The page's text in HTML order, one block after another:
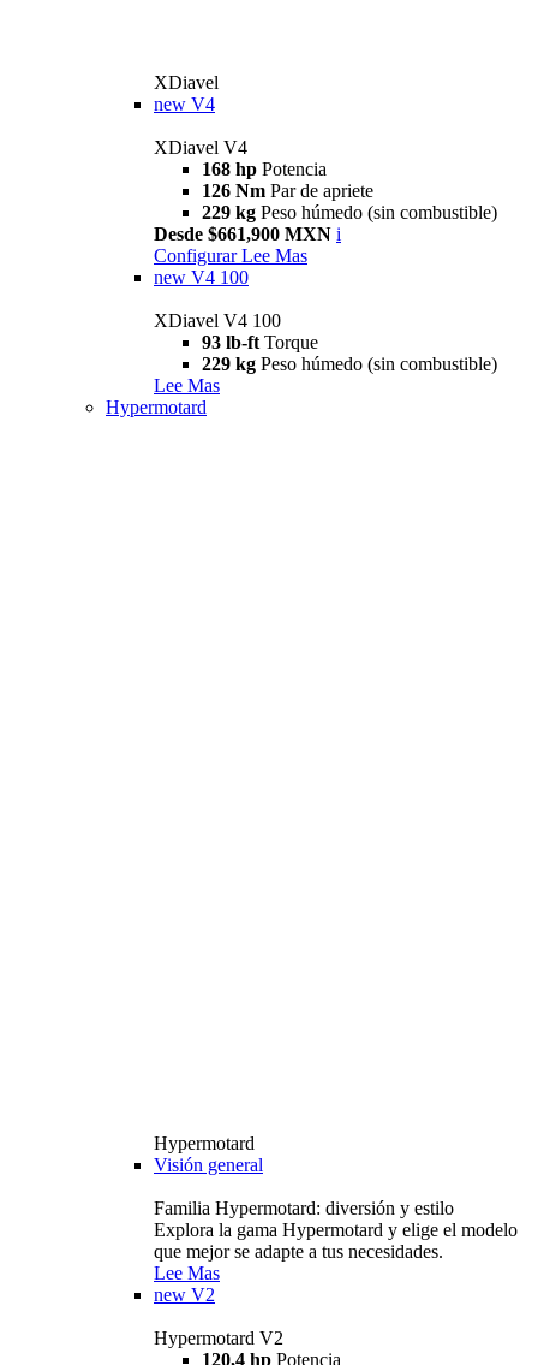
XDiavel
new V4
XDiavel V4
168 hp Potencia
126 Nm Par de apriete
229 kg Peso húmedo (sin combustible)
Desde $661,900 MXN i
Configurar Lee Mas
new V4 100
XDiavel V4 100
93 lb-ft Torque
229 kg Peso húmedo (sin combustible)
Lee Mas
Hypermotard
Hypermotard
Visión general
Familia Hypermotard: diversión y estilo
Explora la gama Hypermotard y elige el modelo
que mejor se adapte a tus necesidades.
Lee Mas
new V2
Hypermotard V2
120,4 hp Potencia